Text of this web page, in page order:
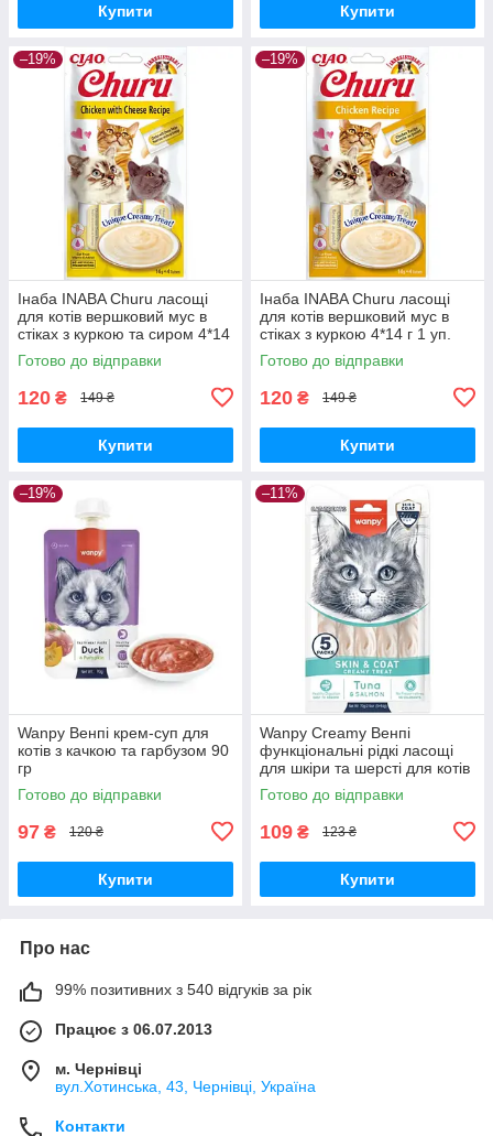
Купити Купити
–19%
Інаба INABA Churu ласощі
для котів вершковий мус в
стіках з куркою та сиром 4*14
г 1 уп.
Готово до відправки
120 ₴ 149 ₴
Купити
–19%
Інаба INABA Churu ласощі
для котів вершковий мус в
стіках з куркою 4*14 г 1 уп.
Готово до відправки
120 ₴ 149 ₴
Купити
–19%
Wanpy Венпі крем-суп для
котів з качкою та гарбузом 90
гр
Готово до відправки
97 ₴ 120 ₴
Купити
–11%
Wanpy Creamy Венпі
функціональні рідкі ласощі
для шкіри та шерсті для котів
70 гр
Готово до відправки
109 ₴ 123 ₴
Купити
Про нас
99% позитивних з 540 відгуків за рік
Працює з 06.07.2013
м. Чернівці
вул.Хотинська, 43, Чернівці, Україна
Контакти